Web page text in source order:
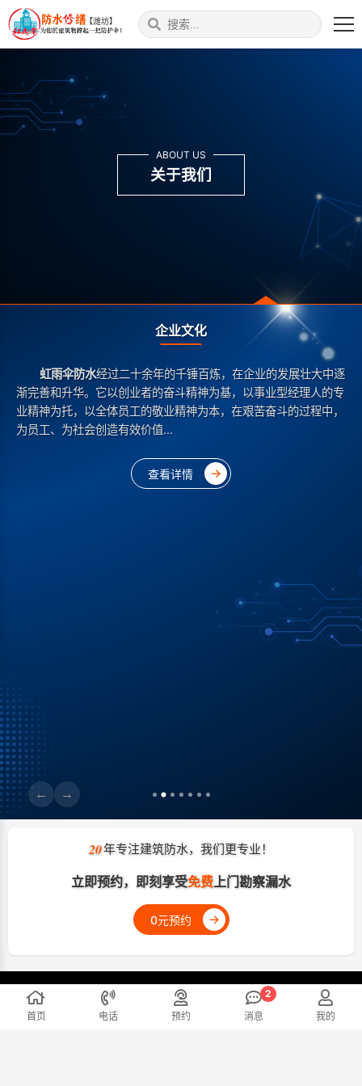
【潍坊】
关于我们
ABOUT US
公司简介
苏州虹雨伞建筑防水工程有限公司
查看详情 →
企业文化
虹雨伞防水经过二十余年的千锤百炼，在企业的发展壮大中逐
渐完善和升华。它以创业者的奋斗精神为基，以事业型经理人的专
业精神为托，以全体员工的敬业精神为本，在艰苦奋斗的过程中，
为员工、为社会创造有效价值...
查看详情 →
查看详情 →
联系人：胡经理
电话：0512-86883638
手机：13402583895
邮箱：herohsj@163.com
总部：苏州市姑苏区金门路214号东建大厦2012室
查看详情 →
← →
20年专注建筑防水，我们更专业！
立即预约，即刻享受免费 上门勘察漏水
0元预约 →
友情链接：
首页 电话 预约 消息 我的